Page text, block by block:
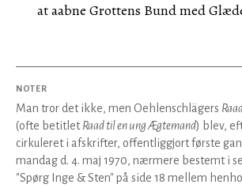
at aabne Grottens Bund med
NOTER
Man tror det ikke, men Oehlenschlägers
(ofte betitletRaad til en ung Ægtemand) blev,
cirkuleret i afskrifter, offentliggjort første
mandag d. 4. maj 1970, nærmere bestemt i
"Spørg Inge & Sten" på side 18 mellem